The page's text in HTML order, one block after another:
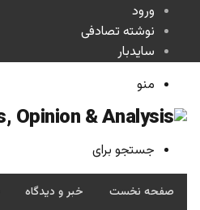
ورود
نوشته تصادفی
سایدبار
منو
جستجو برای
صفحه نخست خبر و دیدگاه